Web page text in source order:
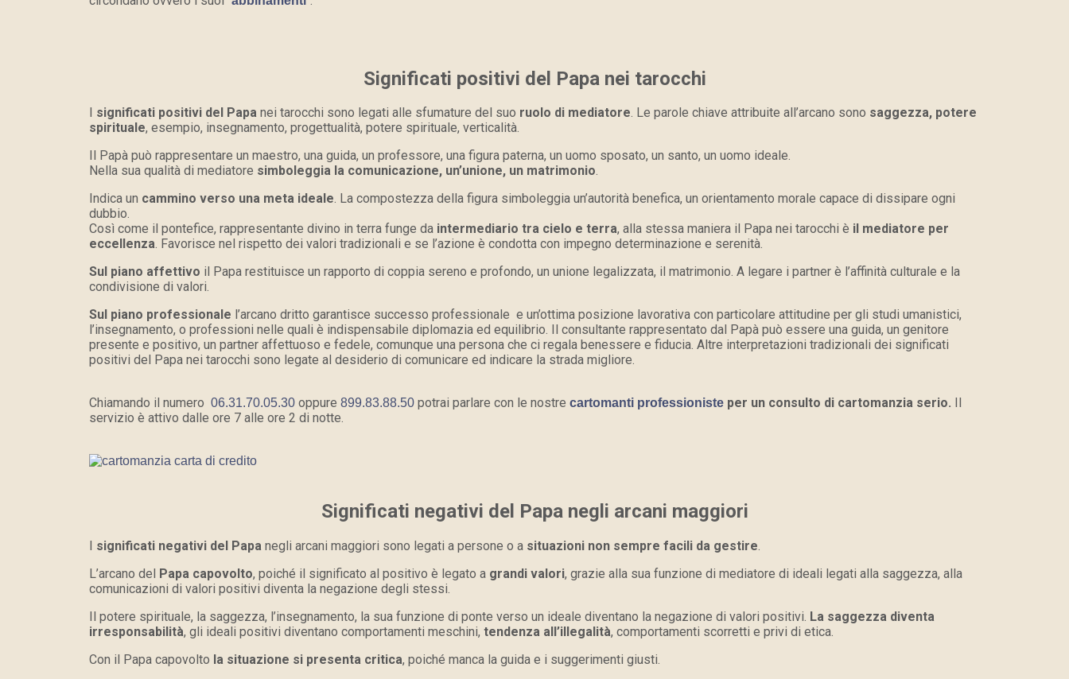
Significati positivi del Papa nei tarocchi
significati positivi del Papa nei tarocchi sono legati alle sfumature del suo ruolo di mediatore. Le parole chiave attribuite all’arcano sono saggezza, potere
spirituale, esempio, insegnamento, progettualità, potere spirituale, verticalità.
Il Papà può rappresentare un maestro, una guida, un professore, una figura paterna, un uomo sposato, un santo, un uomo ideale.
Nella sua qualità di mediatore simboleggia la comunicazione, un’unione, un matrimonio.
Indica un cammino verso una meta ideale. La compostezza della figura simboleggia un’autorità benefica, un orientamento morale capace di dissipare ogni
dubbio.
Così come il pontefice, rappresentante divino in terra funge da intermediario tra cielo e terra, alla stessa maniera il Papa nei tarocchi è il mediatore per
eccellenza. Favorisce nel rispetto dei valori tradizionali e se l’azione è condotta con impegno determinazione e serenità.
Sul piano affettivo il Papa restituisce un rapporto di coppia sereno e profondo, un unione legalizzata, il matrimonio. A legare i partner è l’affinità culturale e la
condivisione di valori.
Sul piano professionale l’arcano dritto garantisce successo professionale e un’ottima posizione lavorativa con particolare attitudine per gli studi umanistici,
l’insegnamento, o professioni nelle quali è indispensabile diplomazia ed equilibrio. Il consultante rappresentato dal Papà può essere una guida, un genitore
presente e positivo, un partner affettuoso e fedele, comunque una persona che ci regala benessere e fiducia. Altre interpretazioni tradizionali dei significati
positivi del Papa nei tarocchi sono legate al desiderio di comunicare ed indicare la strada migliore.
Chiamando il numero 06.31.70.05.30 oppure 899.83.88.50 potrai parlare con le nostre cartomanti professioniste per un consulto di cartomanzia serio.
servizio è attivo dalle ore 7 alle ore 2 di notte.
Significati negativi del Papa negli arcani maggiori
significati negativi del Papa negli arcani maggiori sono legati a persone o a situazioni non sempre facili da gestire.
L’arcano del
Papa capovolto, poiché il significato al positivo è legato a grandi valori, grazie alla sua funzione di mediatore di ideali legati alla saggezza, alla
comunicazioni di valori positivi diventa la negazione degli stessi.
Il potere spirituale, la saggezza, l’insegnamento, la sua funzione di ponte verso un ideale diventano la negazione di valori positivi. La saggezza diventa
irresponsabilità, gli ideali positivi diventano comportamenti meschini, tendenza all’illegalità, comportamenti scorretti e privi di etica.
Con il Papa capovolto la situazione si presenta critica, poiché manca la guida e i suggerimenti giusti.